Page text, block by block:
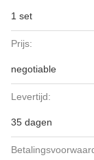
1 set
Prijs:
negotiable
Levertijd:
35 dagen